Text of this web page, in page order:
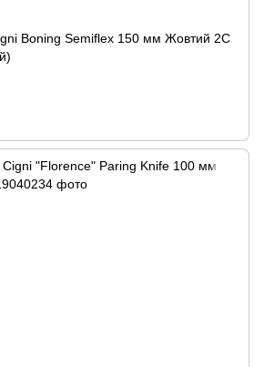
Boning Semiflex 150 мм Жовтий 2C